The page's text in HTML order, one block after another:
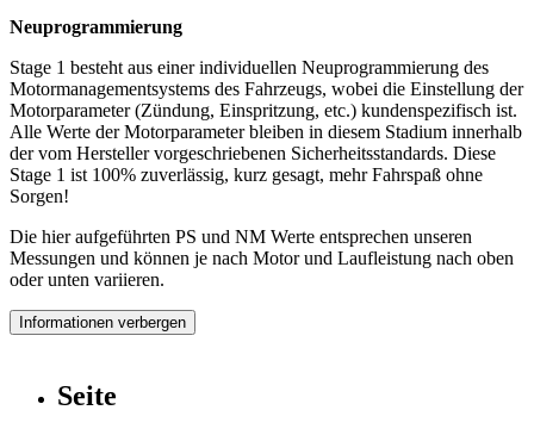
Neuprogrammierung
Stage 1 besteht aus einer individuellen Neuprogrammierung des
Motormanagementsystems des Fahrzeugs, wobei die Einstellung der
Motorparameter (Zündung, Einspritzung, etc.) kundenspezifisch ist.
Alle Werte der Motorparameter bleiben in diesem Stadium innerhalb
der vom Hersteller vorgeschriebenen Sicherheitsstandards. Diese
Stage 1 ist 100% zuverlässig, kurz gesagt, mehr Fahrspaß ohne
Sorgen!
Die hier aufgeführten PS und NM Werte entsprechen unseren
Messungen und können je nach Motor und Laufleistung nach oben
oder unten variieren.
Informationen verbergen
Seite